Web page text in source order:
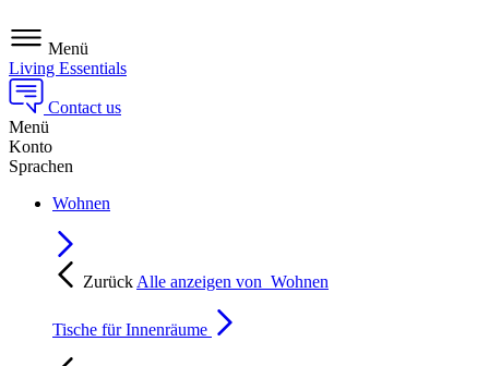
Menü
Living Essentials
Contact us
Menü
Konto
Sprachen
Wohnen
Zurück Alle anzeigen von Wohnen
Tische für Innenräume